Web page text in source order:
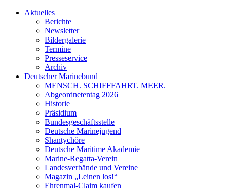
Aktuelles
Berichte
Newsletter
Bildergalerie
Termine
Presseservice
Archiv
Deutscher Marinebund
MENSCH. SCHIFFFAHRT. MEER.
Abgeordnetentag 2026
Historie
Präsidium
Bundesgeschäftsstelle
Deutsche Marinejugend
Shantychöre
Deutsche Maritime Akademie
Marine-Regatta-Verein
Landesverbände und Vereine
Magazin „Leinen los!“
Ehrenmal-Claim kaufen